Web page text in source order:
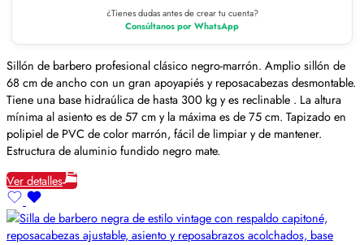
¿Tienes dudas antes de crear tu cuenta?
Consúltanos por WhatsApp
Sillón de barbero profesional clásico negro-marrón. Amplio sillón de
68 cm de ancho con un gran apoyapiés y reposacabezas desmontable.
Tiene una base hidraúlica de hasta 300 kg y es reclinable . La altura
mínima al asiento es de 57 cm y la máxima es de 75 cm. Tapizado en
polipiel de PVC de color marrón, fácil de limpiar y de mantener.
Estructura de aluminio fundido negro mate.
Ver detalles